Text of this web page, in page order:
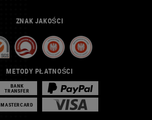
ZNAK JAKOŚCI
METODY PŁATNOŚCI
BANK
TRANSFER
MASTERCARD